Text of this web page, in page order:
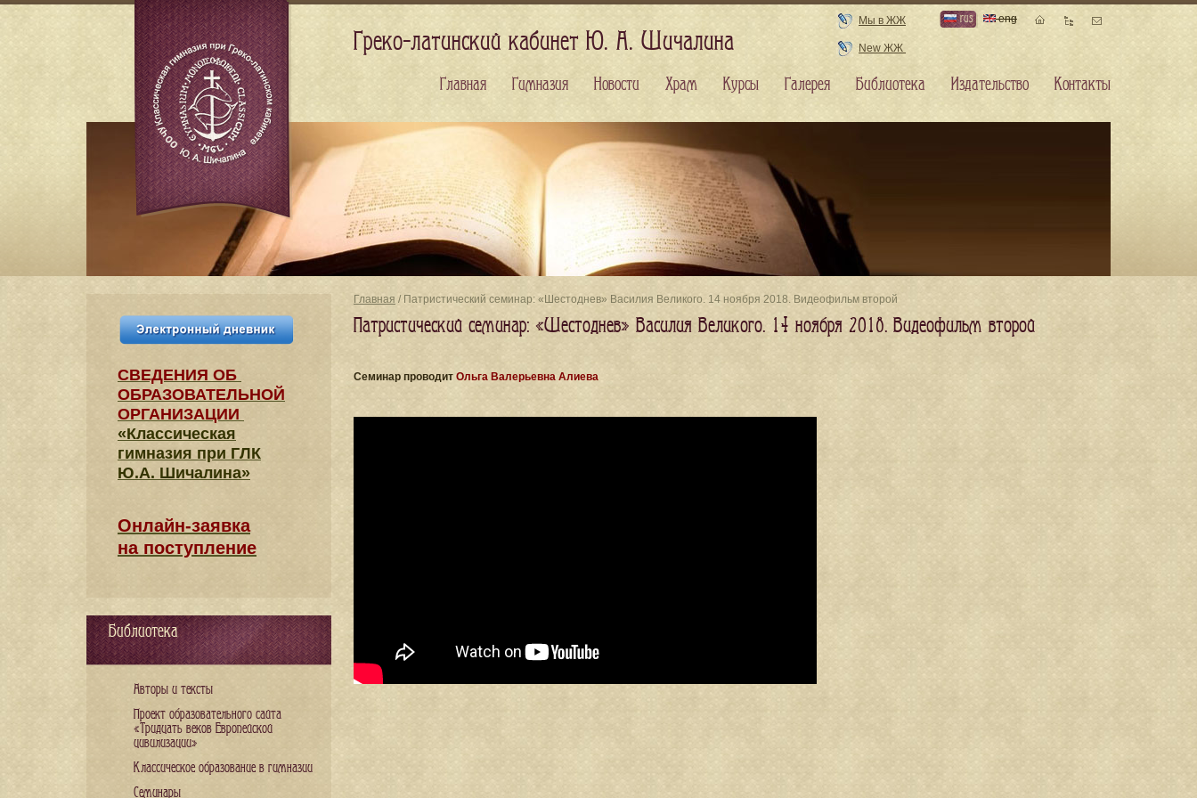
Главная / Патристический семинар: «Шестоднев» Василия Великого. 14 ноября 2018. Видеофильм второй
Патристический семинар: «Шестоднев» Василия Великого. 14 ноября 2018. Видеофильм второй
Cеминар проводит Ольга Валерьевна Алиева
СВЕДЕНИЯ​ ОБ
ОБРАЗОВАТЕЛЬНОЙ
ОРГАНИЗАЦИИ
«Классическая
гимназия при ГЛК
Ю.А. Шичалина»
Онлайн-заявка
на поступление
Библиотека
Авторы и тексты
Проект образовательного сайта
«Тридцать веков Европейской
цивилизации»
Классическое образование в гимназии
Семинары
Греко-латинский кабинет Ю. А. Шичалина
Мы в ЖЖ
New ЖЖ
rus eng
Главная Гимназия Новости Храм Курсы Галерея Библиотека Издательство Контакты